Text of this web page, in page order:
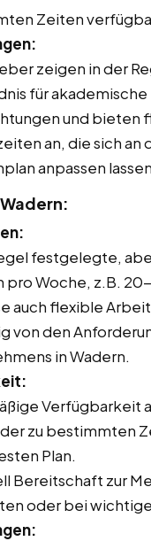
Zeiten
zeigen in der
für akademische
und bieten
an, die sich an
anpassen
festgelegte,
pro Woche, z.B.
auch flexible
von den
in Wadern.
Verfügbarkeit
zu bestimmten
Plan.
Bereitschaft zur
oder bei